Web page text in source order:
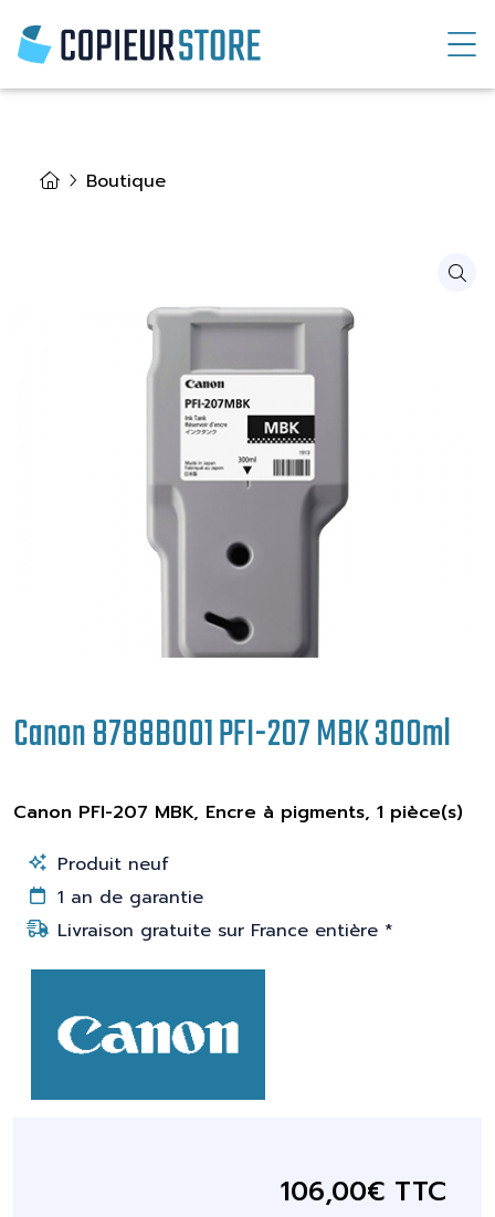
Boutique
Canon 8788B001 PFI-207 MBK 300ml
Canon PFI-207 MBK, Encre à pigments, 1 pièce(s)
Produit neuf
1 an de garantie
Livraison gratuite sur France entière *
106,00€ TTC